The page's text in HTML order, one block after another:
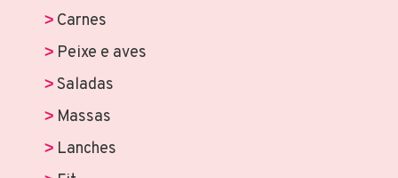
Carnes
Peixe e aves
Saladas
Massas
Lanches